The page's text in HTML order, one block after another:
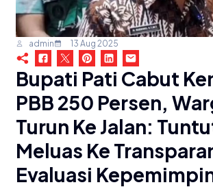
admin 13 Aug 2025
Bupati Pati Cabut
PBB 250 Persen,
Turun Ke Jalan:
Meluas Ke
Evaluasi